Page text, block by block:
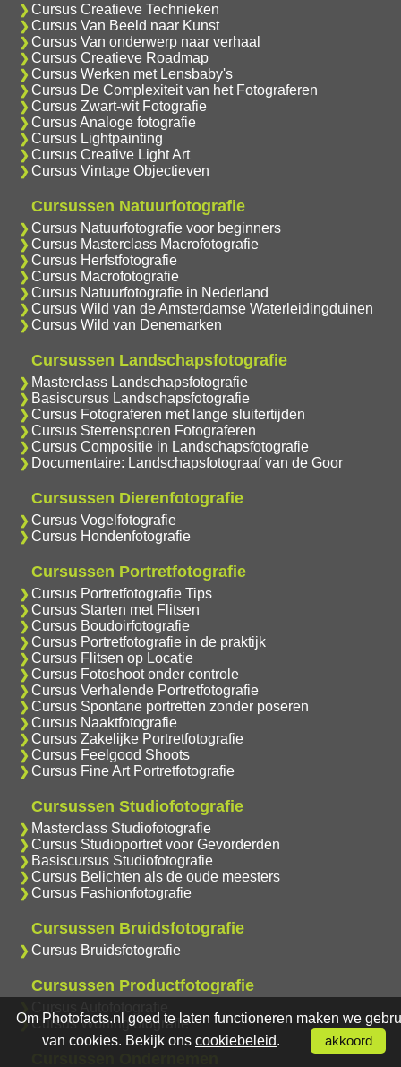
Cursus Creatieve Technieken
Cursus Van Beeld naar Kunst
Cursus Van onderwerp naar verhaal
Cursus Creatieve Roadmap
Cursus Werken met Lensbaby's
Cursus De Complexiteit van het Fotograferen
Cursus Zwart-wit Fotografie
Cursus Analoge fotografie
Cursus Lightpainting
Cursus Creative Light Art
Cursus Vintage Objectieven
Cursussen Natuurfotografie
Cursus Natuurfotografie voor beginners
Cursus Masterclass Macrofotografie
Cursus Herfstfotografie
Cursus Macrofotografie
Cursus Natuurfotografie in Nederland
Cursus Wild van de Amsterdamse Waterleidingduinen
Cursus Wild van Denemarken
Cursussen Landschapsfotografie
Masterclass Landschapsfotografie
Basiscursus Landschapsfotografie
Cursus Fotograferen met lange sluitertijden
Cursus Sterrensporen Fotograferen
Cursus Compositie in Landschapsfotografie
Documentaire: Landschapsfotograaf van de Goor
Cursussen Dierenfotografie
Cursus Vogelfotografie
Cursus Hondenfotografie
Cursussen Portretfotografie
Cursus Portretfotografie Tips
Cursus Starten met Flitsen
Cursus Boudoirfotografie
Cursus Portretfotografie in de praktijk
Cursus Flitsen op Locatie
Cursus Fotoshoot onder controle
Cursus Verhalende Portretfotografie
Cursus Spontane portretten zonder poseren
Cursus Naaktfotografie
Cursus Zakelijke Portretfotografie
Cursus Feelgood Shoots
Cursus Fine Art Portretfotografie
Cursussen Studiofotografie
Masterclass Studiofotografie
Cursus Studioportret voor Gevorderden
Basiscursus Studiofotografie
Cursus Belichten als de oude meesters
Cursus Fashionfotografie
Cursussen Bruidsfotografie
Cursus Bruidsfotografie
Cursussen Productfotografie
Cursus Woningfotografie
Om Photofacts.nl goed te laten functioneren maken we
van cookies. Bekijk ons cookiebeleid. akkoord